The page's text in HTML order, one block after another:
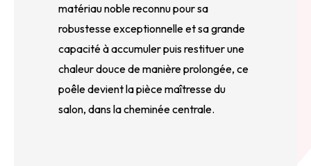
matériau noble reconnu pour sa
robustesse exceptionnelle et sa grande
capacité à accumuler puis restituer une
chaleur douce de manière prolongée, ce
poêle devient la pièce maîtresse du
salon, dans la cheminée centrale.